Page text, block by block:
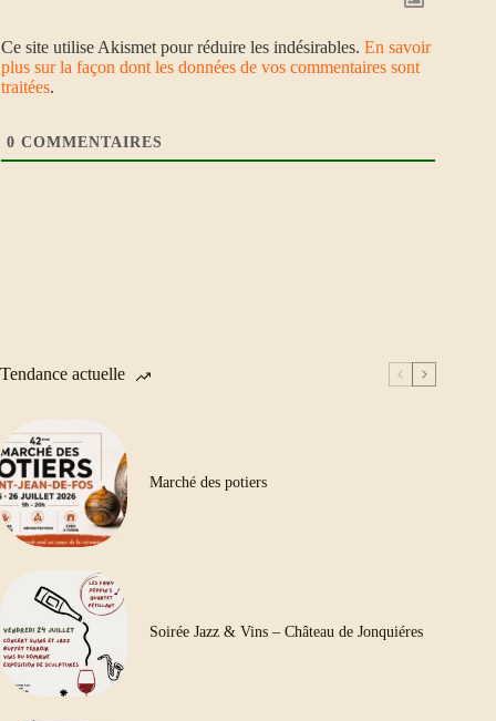
Ce site utilise Akismet pour réduire les indésirables. En savoir
plus sur la façon dont les données de vos commentaires sont
traitées.
0 COMMENTAIRES
Tendance actuelle
Marché des potiers
Soirée Jazz & Vins – Château de Jonquiéres